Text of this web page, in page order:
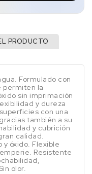
PRODUCTO
Formulado con
permiten la
sin imprimación
y dureza
con una
también a su
y cubrición
calidad.
óxido. Flexible
Resistente
olor.